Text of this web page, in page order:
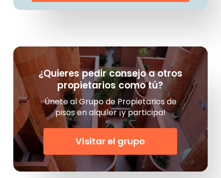
¿Quieres pedir consejo a otros
propietarios como tú?
Únete al Grupo de Propietarios de
pisos en alquiler ¡y participa!
Visitar el grupo